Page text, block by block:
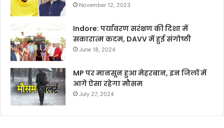
November 12, 2023
Indore: पर्यावरण सरंक्षण की दिशा में
सकारात्म कदम, DAVV में हुई संगोष्ठी
June 18, 2024
MP पर मानसून हुआ मेहरबान, इन जिलों में
आगे ऐसा रहेगा मौसम
July 27, 2024